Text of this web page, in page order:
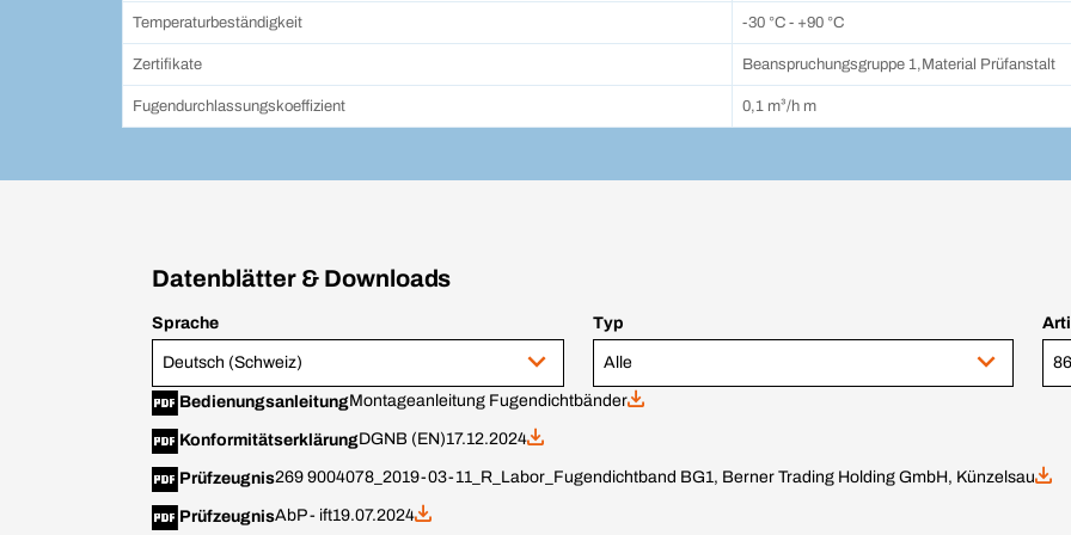
Temperaturbeständigkeit -30 °C - +90 °C
Zertifikate Beanspruchungsgruppe 1,Material Prüfanstalt
Fugendurchlassungskoeffizient 0,1 m³/h m
Datenblätter & Downloads
Sprache
Deutsch (Schweiz)
Typ
Alle
BedienungsanleitungMontageanleitung Fugendichtbänder
KonformitätserklärungDGNB (EN)17.12.2024
Prüfzeugnis269 9004078_2019-03-11_R_Labor_Fugendichtband BG1, Berner Trading Holding GmbH, Künzelsau
PrüfzeugnisAbP - ift19.07.2024